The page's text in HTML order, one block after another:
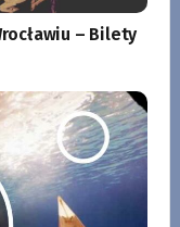
– Bilety